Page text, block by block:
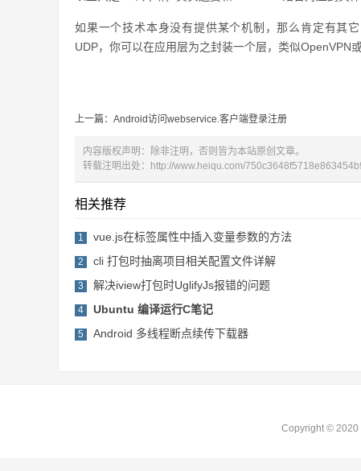
如果一个技术本身没有提供某个机制，那么肯定有其
UDP，你可以在应用层为之封装一个层，类似OpenVPN
上一篇： Android访问webservice.客户端登录注册
内容版权声明：除非注明，否则皆为本站原创文章。
转载注明出处：
http://www.heiqu.com/
相关推荐
1 vue.js在标签属性中插入变量参数的方法
2 cli 打包时抽离项目相关配置文件详解
3 解决iview打包时UglifyJs报错的问题
4 Ubuntu 编译运行C笔记
5 Android 多线程断点续传下载器
Copyright © 2020